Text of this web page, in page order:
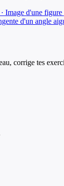
Image d'une
d'un angle
corrige tes